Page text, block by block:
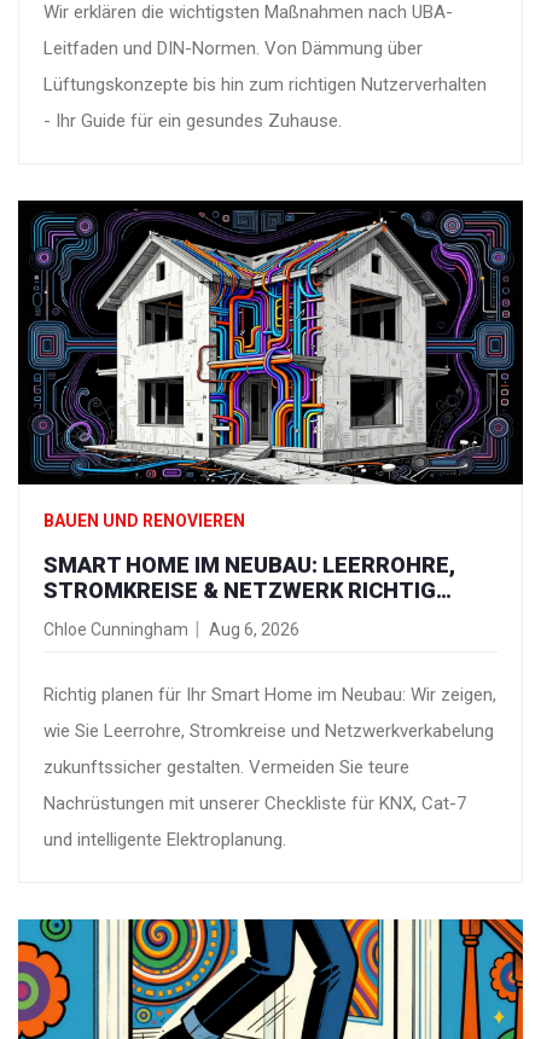
Wir erklären die wichtigsten Maßnahmen nach UBA-
Leitfaden und DIN-Normen. Von Dämmung über
Lüftungskonzepte bis hin zum richtigen Nutzerverhalten
- Ihr Guide für ein gesundes Zuhause.
BAUEN UND RENOVIEREN
SMART HOME IM NEUBAU: LEERROHRE,
STROMKREISE & NETZWERK RICHTIG
PLANEN
Chloe Cunningham Aug 6, 2026
Richtig planen für Ihr Smart Home im Neubau: Wir zeigen,
wie Sie Leerrohre, Stromkreise und Netzwerkverkabelung
zukunftssicher gestalten. Vermeiden Sie teure
Nachrüstungen mit unserer Checkliste für KNX, Cat-7
und intelligente Elektroplanung.